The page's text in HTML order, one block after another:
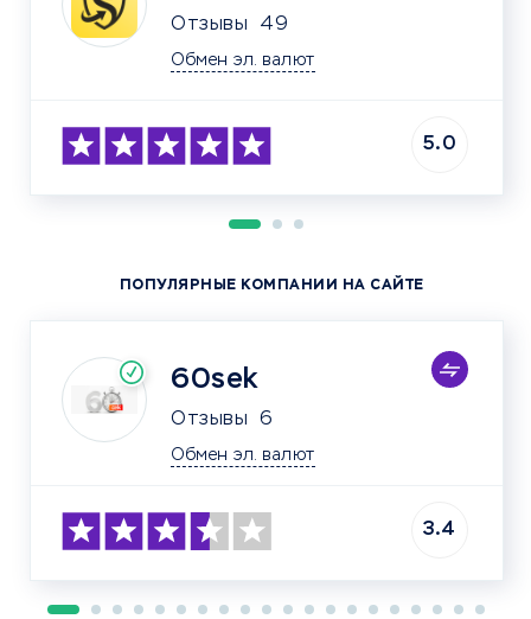
Отзывы 49
Обмен эл. валют
5.0
ПОПУЛЯРНЫЕ КОМПАНИИ НА САЙТЕ
60sek
Отзывы 6
Обмен эл. валют
3.4